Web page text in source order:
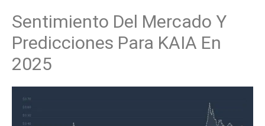
Sentimiento Del Mercado Y
Predicciones Para KAIA En
2025